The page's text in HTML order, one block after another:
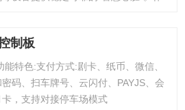
制板
特色:支付方式:剧卡、纸币、微信、
码、扫车牌号、云闪付、PAYJS、会
，支持对接停车场模式